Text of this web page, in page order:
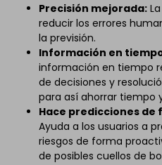
Precisión mejorada:
reducir los errores
la previsión.
Información en
información en tiempo
de decisiones y
para así ahorrar tiempo
Hace predicciones
Ayuda a los usuarios a
riesgos de forma
de posibles cuellos de